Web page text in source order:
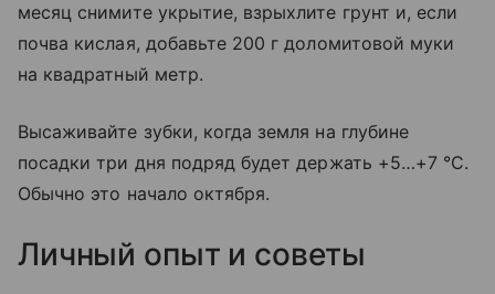
месяц снимите укрытие, взрыхлите грунт и, если
почва кислая, добавьте 200 г доломитовой муки
на квадратный метр.
Высаживайте зубки, когда земля на глубине
посадки три дня подряд будет держать +5…+7 °C.
Обычно это начало октября.
Личный опыт и советы